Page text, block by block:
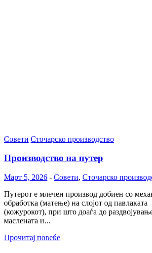
Совети Сточарско производство
Производство на путер
Март 5, 2026 - Совети, Сточарско
Путерот е млечен производ добиен со
обработка (матење) на слојот од павлаката
(кожурокот), при што доаѓа до
маслената и...
Прочитај повеќе